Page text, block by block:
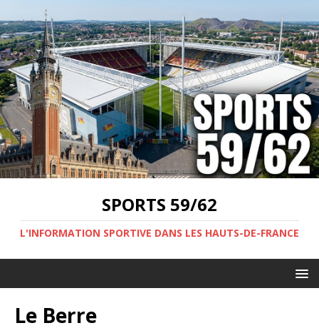
SPORTS 59/62
L'INFORMATION SPORTIVE DANS LES HAUTS-DE-FRANCE
Le Berre